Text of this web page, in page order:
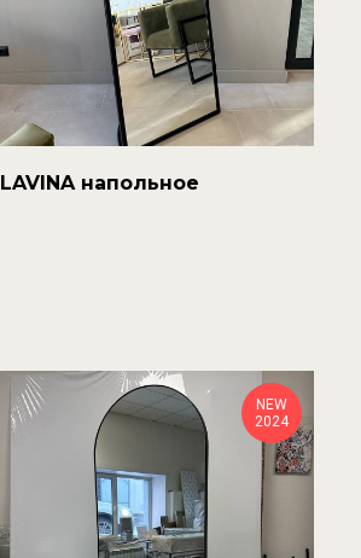
LAVINA напольное
NEW
2024